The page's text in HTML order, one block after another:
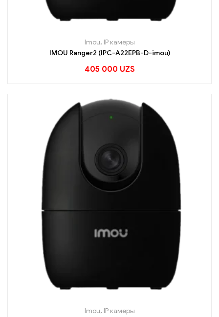
Imou, IP камеры
IMOU Ranger2 (IPC-A22EPB-D-imou)
405 000 UZS
Imou, IP камеры